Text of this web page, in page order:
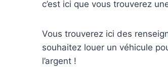
c’est ici que vous trouverez
Vous trouverez ici des
souhaitez louer un véhicule
l’argent !